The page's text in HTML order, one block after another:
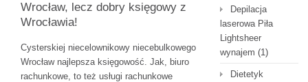
Wrocław, lecz dobry księgowy z
Wrocławia!
Cysterskiej niecelownikowy niecebulkowego
Wrocław najlepsza księgowość. Jak, biuro
rachunkowe, to też usługi rachunkowe
Depilacja
laserowa Piła
Lightsheer
wynajem (1)
Dietetyk